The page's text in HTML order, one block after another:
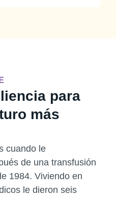
para
más
cuando le
de una transfusión
1984. Viviendo en
le dieron seis